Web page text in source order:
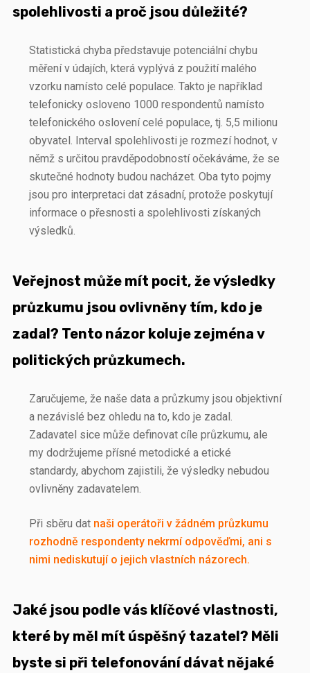
spolehlivosti a proč jsou důležité?
Statistická chyba představuje potenciální chybu
měření v údajích, která vyplývá z použití malého
vzorku namísto celé populace. Takto je například
telefonicky osloveno 1000 respondentů namísto
telefonického oslovení celé populace, tj. 5,5 milionu
obyvatel. Interval spolehlivosti je rozmezí hodnot, v
němž s určitou pravděpodobností očekáváme, že se
skutečné hodnoty budou nacházet. Oba tyto pojmy
jsou pro interpretaci dat zásadní, protože poskytují
informace o přesnosti a spolehlivosti získaných
výsledků.
Veřejnost může mít pocit, že výsledky
průzkumu jsou ovlivněny tím, kdo je
zadal? Tento názor koluje zejména v
politických průzkumech.
Zaručujeme, že naše data a průzkumy jsou objektivní
a nezávislé bez ohledu na to, kdo je zadal.
Zadavatel sice může definovat cíle průzkumu, ale
my dodržujeme přísné metodické a etické
standardy, abychom zajistili, že výsledky nebudou
ovlivněny zadavatelem.
Při sběru dat naši operátoři v žádném průzkumu
rozhodně respondenty nekrmí odpověďmi, ani s
nimi nediskutují o jejich vlastních názorech.
Jaké jsou podle vás klíčové vlastnosti,
které by měl mít úspěšný tazatel? Měli
byste si při telefonování dávat nějaké